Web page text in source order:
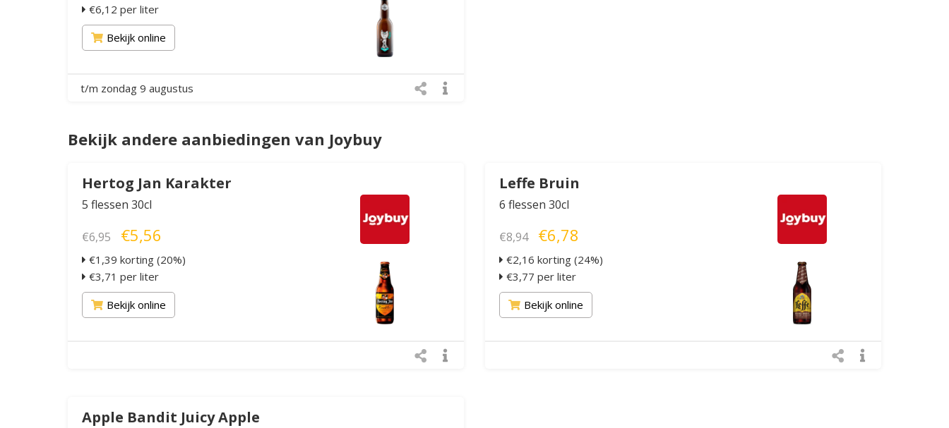
€6,12 per liter
Bekijk online
t/m zondag 9 augustus
Bekijk andere aanbiedingen van Joybuy
Hertog Jan Karakter
5 flessen 30cl
€6,95 €5,56
€1,39 korting (20%)
€3,71 per liter
Bekijk online
Leffe Bruin
6 flessen 30cl
€8,94 €6,78
€2,16 korting (24%)
€3,77 per liter
Bekijk online
Apple Bandit Juicy Apple